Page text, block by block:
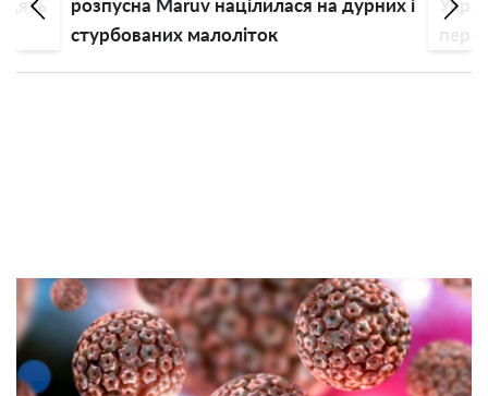
розпусна Maruv націлилася на дурних і
стурбованих малоліток